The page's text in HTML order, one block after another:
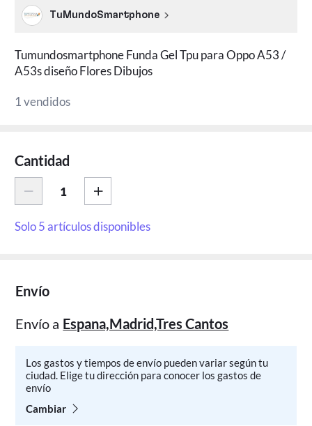
TuMundoSmartphone
Tumundosmartphone Funda Gel Tpu para Oppo A53 /
A53s diseño Flores Dibujos
1 vendidos
Cantidad
Solo 5 artículos disponibles
Envío
Envío a Espana,Madrid,Tres Cantos
Los gastos y tiempos de envío pueden variar según tu
ciudad. Elige tu dirección para conocer los gastos de
envío
Cambiar